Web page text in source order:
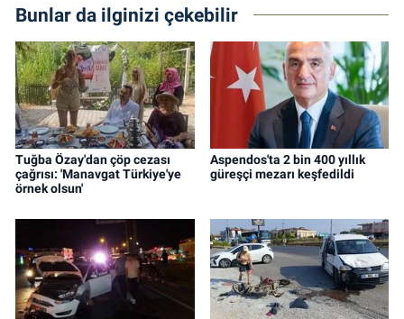
Bunlar da ilginizi çekebilir
Tuğba Özay'dan çöp cezası
çağrısı: 'Manavgat Türkiye'ye
örnek olsun'
Aspendos'ta 2 bin 400 yıllık
güreşçi mezarı keşfedildi